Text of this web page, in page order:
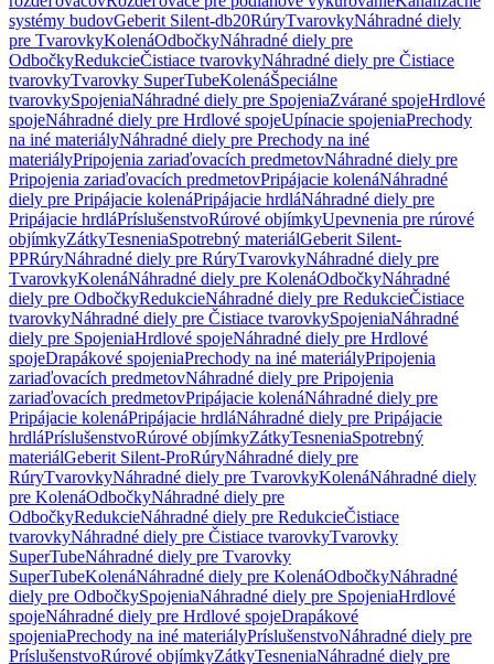
systémy budovGeberit Silent-db20RúryTvarovkyNáhradné diely
pre TvarovkyKolenáOdbočkyNáhradné diely pre
OdbočkyRedukcieČistiace tvarovkyNáhradné diely pre Čistiace
tvarovkyTvarovky SuperTubeKolenáŠpeciálne
tvarovkySpojeniaNáhradné diely pre SpojeniaZvárané spojeHrdlové
spojeNáhradné diely pre Hrdlové spojeUpínacie spojeniaPrechody
na iné materiályNáhradné diely pre Prechody na iné
materiályPripojenia zariaďovacích predmetovNáhradné diely pre
Pripojenia zariaďovacích predmetovPripájacie kolenáNáhradné
diely pre Pripájacie kolenáPripájacie hrdláNáhradné diely pre
Pripájacie hrdláPríslušenstvoRúrové objímkyUpevnenia pre rúrové
objímkyZátkyTesneniaSpotrebný materiálGeberit Silent-
PPRúryNáhradné diely pre RúryTvarovkyNáhradné diely pre
TvarovkyKolenáNáhradné diely pre KolenáOdbočkyNáhradné
diely pre OdbočkyRedukcieNáhradné diely pre RedukcieČistiace
tvarovkyNáhradné diely pre Čistiace tvarovkySpojeniaNáhradné
diely pre SpojeniaHrdlové spojeNáhradné diely pre Hrdlové
spojeDrapákové spojeniaPrechody na iné materiályPripojenia
zariaďovacích predmetovNáhradné diely pre Pripojenia
zariaďovacích predmetovPripájacie kolenáNáhradné diely pre
Pripájacie kolenáPripájacie hrdláNáhradné diely pre Pripájacie
hrdláPríslušenstvoRúrové objímkyZátkyTesneniaSpotrebný
materiálGeberit Silent-ProRúryNáhradné diely pre
RúryTvarovkyNáhradné diely pre TvarovkyKolenáNáhradné diely
pre KolenáOdbočkyNáhradné diely pre
OdbočkyRedukcieNáhradné diely pre RedukcieČistiace
tvarovkyNáhradné diely pre Čistiace tvarovkyTvarovky
SuperTubeNáhradné diely pre Tvarovky
SuperTubeKolenáNáhradné diely pre KolenáOdbočkyNáhradné
diely pre OdbočkySpojeniaNáhradné diely pre SpojeniaHrdlové
spojeNáhradné diely pre Hrdlové spojeDrapákové
spojeniaPrechody na iné materiályPríslušenstvoNáhradné diely pre
PríslušenstvoRúrové objímkyZátkyTesneniaNáhradné diely pre